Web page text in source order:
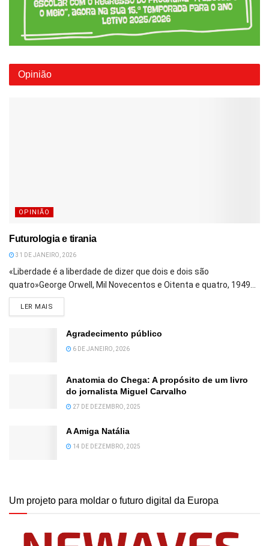
Opinião
OPINIÃO
Futurologia e tirania
31 DE JANEIRO, 2026
«Liberdade é a liberdade de dizer que dois e dois são
quatro»George Orwell, Mil Novecentos e Oitenta e quatro, 1949...
LER MAIS
Agradecimento público
6 DE JANEIRO, 2026
Anatomia do Chega: A propósito de um livro
do jornalista Miguel Carvalho
27 DE DEZEMBRO, 2025
A Amiga Natália
14 DE DEZEMBRO, 2025
Um projeto para moldar o futuro digital da Europa